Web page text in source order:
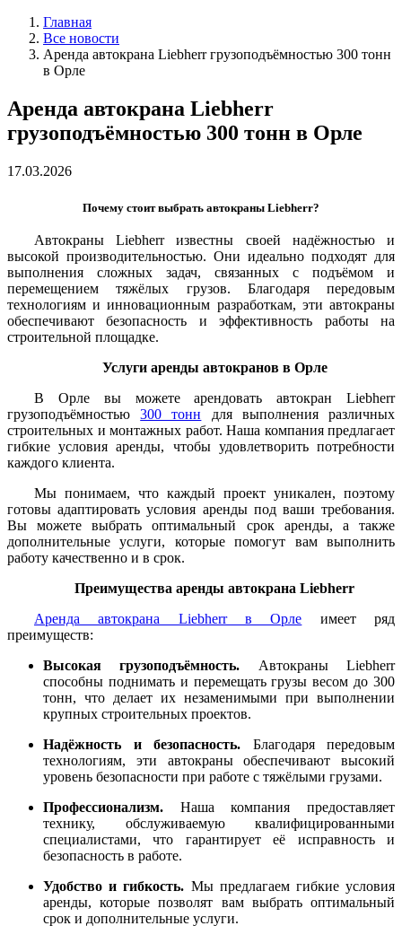
Главная
Все новости
Аренда автокрана Liebherr грузоподъёмностью 300 тонн
в Орле
Аренда автокрана Liebherr
грузоподъёмностью 300 тонн в Орле
17.03.2026
Почему стоит выбрать автокраны Liebherr?
Автокраны Liebherr известны своей надёжностью и
высокой производительностью. Они идеально подходят для
выполнения сложных задач, связанных с подъёмом и
перемещением тяжёлых грузов. Благодаря передовым
технологиям и инновационным разработкам, эти автокраны
обеспечивают безопасность и эффективность работы на
строительной площадке.
Услуги аренды автокранов в Орле
В Орле вы можете арендовать автокран Liebherr
грузоподъёмностью300 тонн для выполнения различных
строительных и монтажных работ. Наша компания предлагает
гибкие условия аренды, чтобы удовлетворить потребности
каждого клиента.
Мы понимаем, что каждый проект уникален, поэтому
готовы адаптировать условия аренды под ваши требования.
Вы можете выбрать оптимальный срок аренды, а также
дополнительные услуги, которые помогут вам выполнить
работу качественно и в срок.
Преимущества аренды автокрана Liebherr
Аренда автокрана Liebherr в Орле имеет ряд
преимуществ:
Высокая грузоподъёмность. Автокраны Liebherr
способны поднимать и перемещать грузы весом до 300
тонн, что делает их незаменимыми при выполнении
крупных строительных проектов.
Надёжность и безопасность. Благодаря передовым
технологиям, эти автокраны обеспечивают высокий
уровень безопасности при работе с тяжёлыми грузами.
Профессионализм. Наша компания предоставляет
технику, обслуживаемую квалифицированными
специалистами, что гарантирует её исправность и
безопасность в работе.
Удобство и гибкость. Мы предлагаем гибкие условия
аренды, которые позволят вам выбрать оптимальный
срок и дополнительные услуги.